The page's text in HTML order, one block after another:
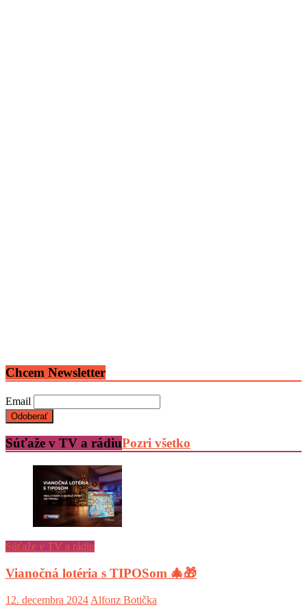
Chcem Newsletter
Email
Súťaže v TV a rádiuPozri všetko
Súťaže v TV a rádiu
Vianočná lotéria s TIPOSom 🎄🎁
12. decembra 2024 Alfonz Botička